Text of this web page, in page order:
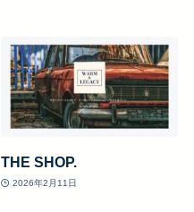
THE SHOP.
2026年2月11日